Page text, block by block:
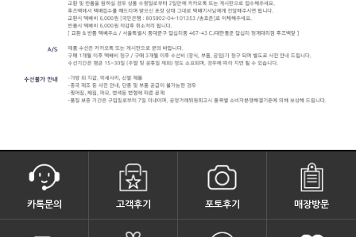
카톡문의 고객후기 포토후기 매장방문